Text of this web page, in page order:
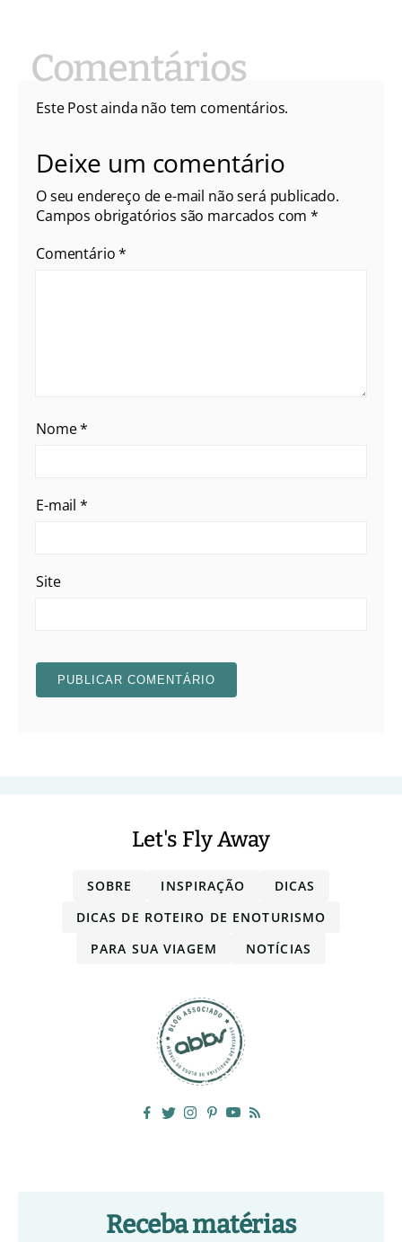
Este Post ainda não tem comentários.
Deixe um comentário
O seu endereço de e-mail não será publicado.
Campos obrigatórios são marcados com*
Comentário*
Nome*
E-mail *
Site
Let's Fly Away
SOBRE INSPIRAÇÃO
DICAS
DICAS DE ROTEIRO DE ENOTURISMO
PARA SUA VIAGEM
NOTÍCIAS
Receba matérias